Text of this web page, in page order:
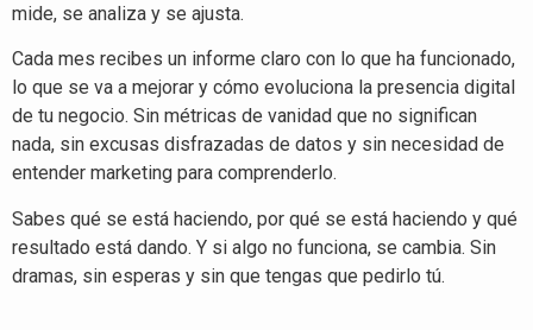
mide, se analiza y se ajusta.
Cada mes recibes un informe claro con lo que ha funcionado,
lo que se va a mejorar y cómo evoluciona la presencia digital
de tu negocio. Sin métricas de vanidad que no significan
nada, sin excusas disfrazadas de datos y sin necesidad de
entender marketing para comprenderlo.
Sabes qué se está haciendo, por qué se está haciendo y qué
resultado está dando. Y si algo no funciona, se cambia. Sin
dramas, sin esperas y sin que tengas que pedirlo tú.